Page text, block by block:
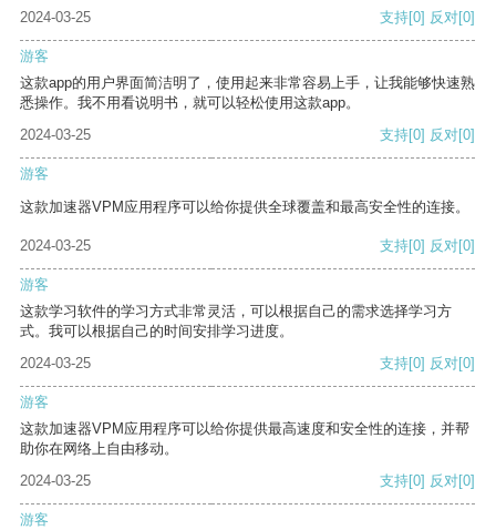
2024-03-25 支持[0] 反对[0]
游客
这款app的用户界面简洁明了，使用起来非常容易上手，让我能够快速熟
悉操作。我不用看说明书，就可以轻松使用这款app。
2024-03-25
支持[0] 反对[0]
游客
这款加速器VPM应用程序可以给你提供全球覆盖和最高安全性的连接。
2024-03-25 支持[0] 反对[0]
游客
这款学习软件的学习方式非常灵活，可以根据自己的需求选择学习方
式。我可以根据自己的时间安排学习进度。
2024-03-25
支持[0] 反对[0]
游客
这款加速器VPM应用程序可以给你提供最高速度和安全性的连接，并帮
助你在网络上自由移动。
2024-03-25
支持[0] 反对[0]
游客